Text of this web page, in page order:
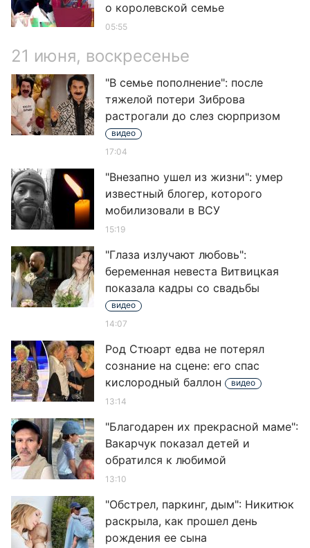
о королевской семье
05:55
21 июня, воскресенье
"В семье пополнение": после
тяжелой потери Зиброва
растрогали до слез сюрпризом
видео
17:04
"Внезапно ушел из жизни": умер
известный блогер, которого
мобилизовали в ВСУ
15:19
"Глаза излучают любовь":
беременная невеста Витвицкая
показала кадры со свадьбы
видео
14:07
Род Стюарт едва не потерял
сознание на сцене: его спас
кислородный баллон
видео
13:14
"Благодарен их прекрасной маме":
Вакарчук показал детей и
обратился к любимой
13:10
"Обстрел, паркинг, дым": Никитюк
раскрыла, как прошел день
рождения ее сына